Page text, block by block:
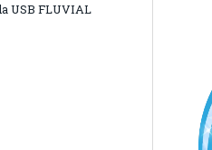
USB FLUVIAL